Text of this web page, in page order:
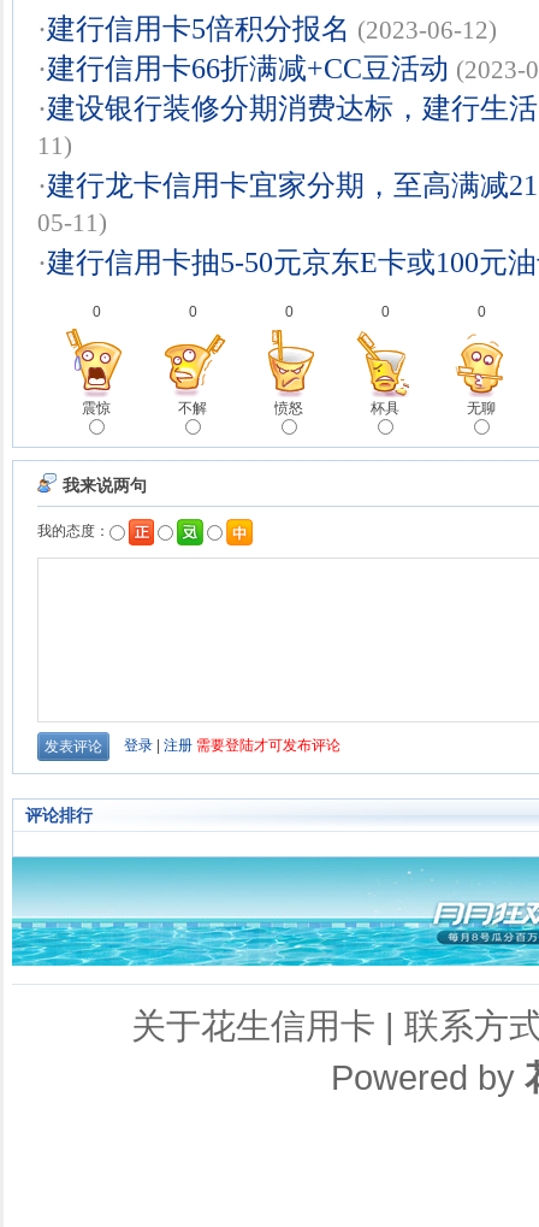
·建行信用卡5倍积分报名 (2023-06-12)
·建行信用卡66折满减+CC豆活动 (2023-
·建设银行装修分期消费达标，建行生
11)
·建行龙卡信用卡宜家分期，至高满减
05-11)
·建行信用卡抽5-50元京东E卡或100元
0
震惊
0
不解
0
愤怒
0
杯具
0
无聊
评论排行
关于花生信用卡 | 联系方
Powered by